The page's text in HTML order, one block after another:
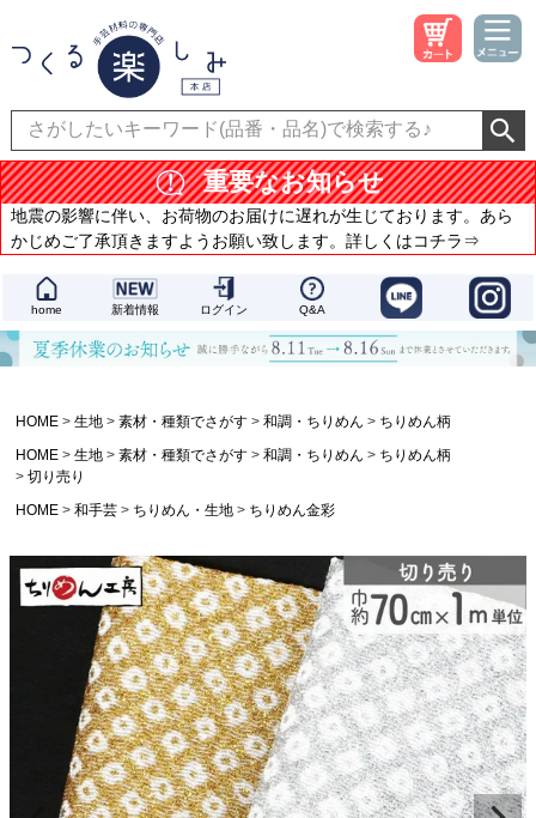
重要なお知らせ
地震の影響に伴い、お荷物のお届けに遅れが生じております。あら
かじめご了承頂きますようお願い致します。詳しくはコチラ⇒
home 新着情報 ログイン Q&A
HOME 生地 素材・種類でさがす 和調・ちりめん
ちりめん柄
HOME
生地 素材・種類でさがす 和調・ちりめん
ちりめん柄
切り売り
HOME
和手芸 ちりめん・生地 ちりめん金彩